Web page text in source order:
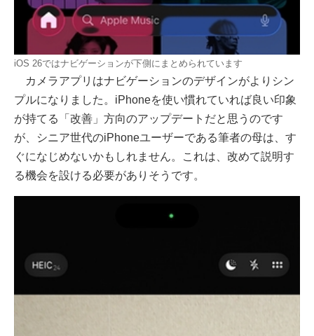
iOS 26ではナビゲーションが下側にまとめられています
カメラアプリはナビゲーションのデザインがよりシン
プルになりました。iPhoneを使い慣れていれば良い印象
が持てる「改善」方向のアップデートだと思うのです
が、シニア世代のiPhoneユーザーである筆者の母は、す
ぐになじめないかもしれません。これは、改めて説明す
る機会を設ける必要がありそうです。